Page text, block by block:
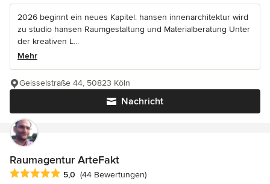
2026 beginnt ein neues Kapitel: hansen innenarchitektur wird
zu studio hansen Raumgestaltung und Materialberatung Unter
der kreativen L...
Mehr
Nachricht
Geisselstraße 44, 50823 Köln
Raumagentur ArteFakt
Durchschnittliche Bewertung: 5 von 5 Sternen
5,0 (44 Bewertungen)